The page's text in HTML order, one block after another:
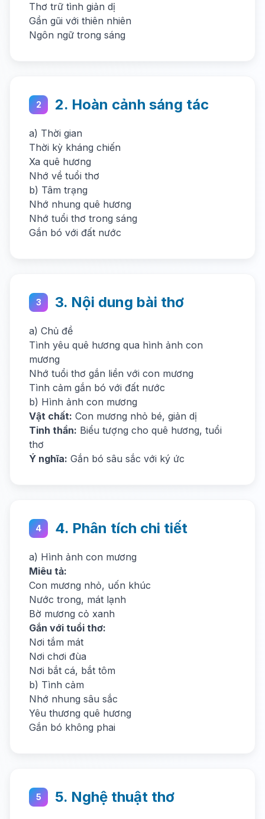
Thơ trữ tình giản dị
Gần gũi với thiên nhiên
Ngôn ngữ trong sáng
2 2. Hoàn cảnh sáng tác
a) Thời gian
Thời kỳ kháng chiến
Xa quê hương
Nhớ về tuổi thơ
b) Tâm trạng
Nhớ nhung quê hương
Nhớ tuổi thơ trong sáng
Gắn bó với đất nước
3 3. Nội dung bài thơ
a) Chủ đề
Tình yêu quê hương qua hình ảnh con
mương
Nhớ tuổi thơ gắn liền với con mương
Tình cảm gắn bó với đất nước
b) Hình ảnh con mương
Vật chất: Con mương nhỏ bé, giản dị
Tinh thần: Biểu tượng cho quê hương, tuổi
thơ
Ý nghĩa: Gắn bó sâu sắc với ký ức
4 4. Phân tích chi tiết
a) Hình ảnh con mương
Miêu tả:
Con mương nhỏ, uốn khúc
Nước trong, mát lạnh
Bờ mương cỏ xanh
Gắn với tuổi thơ:
Nơi tắm mát
Nơi chơi đùa
Nơi bắt cá, bắt tôm
b) Tình cảm
Nhớ nhung sâu sắc
Yêu thương quê hương
Gắn bó không phai
5 5. Nghệ thuật thơ